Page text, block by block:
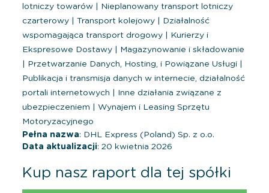
lotniczy towarów
Nieplanowany transport lotniczy
czarterowy
Transport kolejowy
Działalność
wspomagająca transport drogowy
Kurierzy i
Ekspresowe Dostawy
Magazynowanie i składowanie
Przetwarzanie Danych, Hosting, i Powiązane Usługi
Publikacja i transmisja danych w internecie, działalność
portali internetowych
Inne działania związane z
ubezpieczeniem
Wynajem i Leasing Sprzętu
Motoryzacyjnego
Pełna nazwa: DHL Express (Poland) Sp. z o.o.
Data aktualizacji: 20 kwietnia 2026
Kup nasz raport dla tej spółki